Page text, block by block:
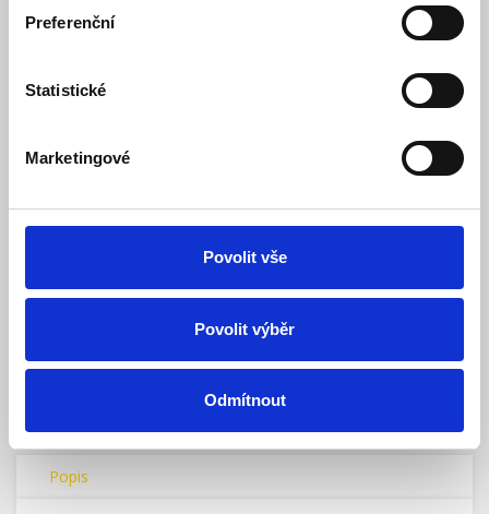
Preferenční
Statistické
Marketingové
Povolit vše
Povolit výběr
Odmítnout
zářezový CAT 6A FTP
Produktové číslo: 501 / 013374
73,00 Kč
88 Kč
Dostupnost:
Skladem
Popis